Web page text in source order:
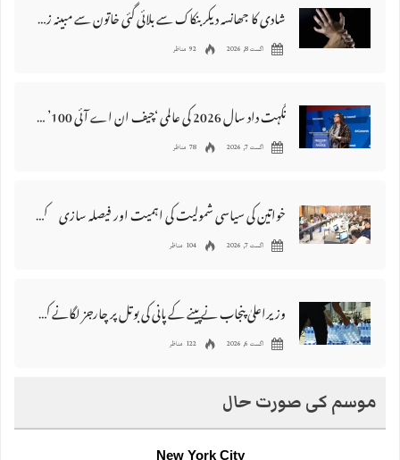
شادی کا جھانسہ دیکر بنکاک سے بلائی گئی خاتون سے مبینہ زیادتی، ملزم گرفتار
اگست 8, 2026 92 مناظر
نگہت داد سال 2026 کی عالمی ‘چیف ان اے آئی 100’ فہرست میں شامل
اگست 7, 2026 78 مناظر
خواتین کی سیاسی شمولیت کی اہمیت اور فیصلہ سازی کے عمل میں فعال کردار
اگست 7, 2026 104 مناظر
وزیراعلیٰ پنجاب نے پینے کے پانی کی بوتل پر چارجز لگانے کی تجویز مستر دکر دی
اگست 6, 2026 122 مناظر
موسم کی صورت حال
New York City